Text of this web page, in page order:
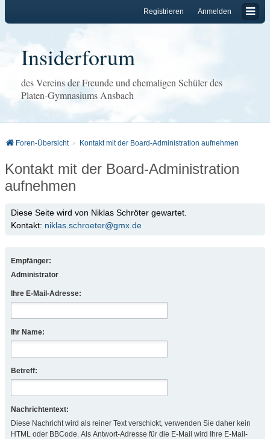
Anmelden
Registrieren
Insiderforum
des Vereins der Freunde und ehemaligen Schüler des
Platen-Gymnasiums Ansbach
Foren-Übersicht Kontakt mit der Board-Administration aufnehmen
Kontakt mit der Board-Administration
aufnehmen
Diese Seite wird von Niklas Schröter gewartet.
Kontakt: niklas.schroeter@gmx.de
Empfänger:
Administrator
Ihre E-Mail-Adresse:
Ihr Name:
Betreff:
Nachrichtentext:
Diese Nachricht wird als reiner Text verschickt, verwenden Sie daher kein
HTML oder BBCode. Als Antwort-Adresse für die E-Mail wird Ihre E-Mail-